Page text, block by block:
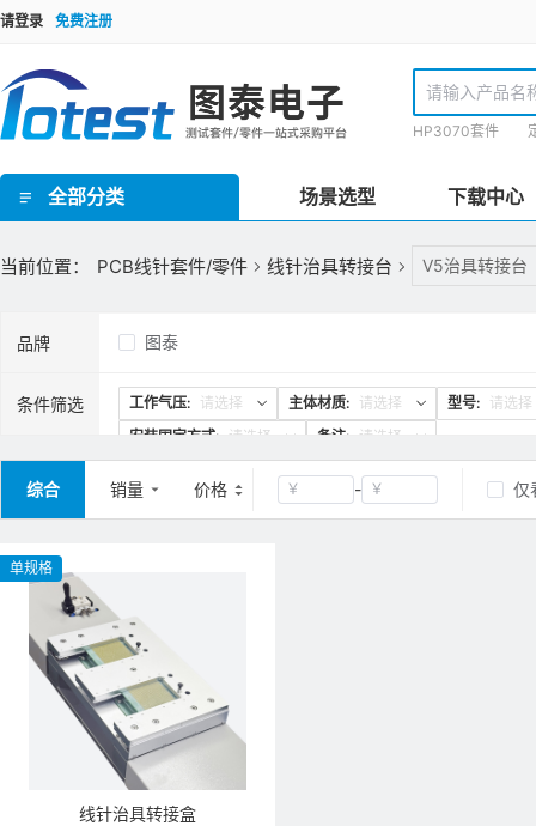
请登录 免费注册
HP3070套件
全部分类 场景选型 下载中心
当前位置： PCB线针套件/零件 线针治具转接台 V5治具转接台
品牌 图泰
条件筛选 工作气压: 请选择 主体材质: 请选择 型号: 请选择
安装固定方式:
请选择 备注: 请选择
综合 销量 价格 ￥ - ￥ 仅
线针治具转接盒
单规格